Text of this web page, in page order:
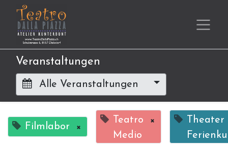
Veranstaltungen
Alle Veranstaltungen
Filmlabor ×
Teatro
Medio
×
Theater